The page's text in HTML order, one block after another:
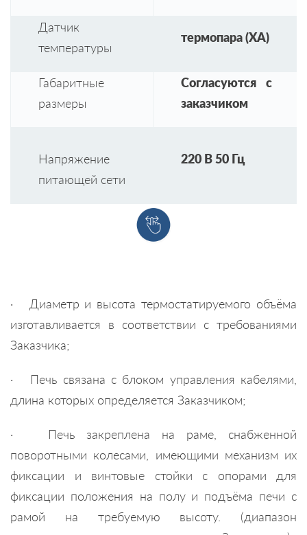
Датчик
температуры
термопара (ХА)
Габаритные
размеры
Согласуются с
заказчиком
Напряжение
питающей сети
220 В 50 Гц
· Диаметр и высота термостатируемого объёма
изготавливается в соответствии с требованиями
Заказчика;
· Печь связана с блоком управления кабелями,
длина которых определяется Заказчиком;
· Печь закреплена на раме, снабженной
поворотными колесами, имеющими механизм их
фиксации и винтовые стойки с опорами для
фиксации положения на полу и подъёма печи с
рамой на требуемую высоту. (диапазон